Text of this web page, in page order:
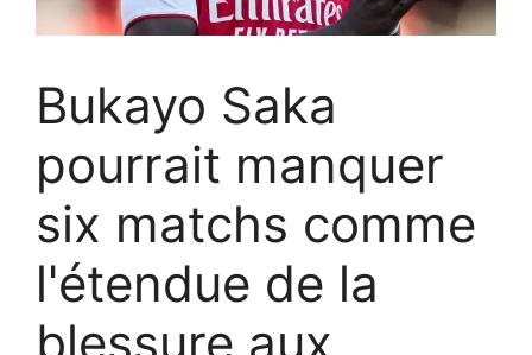
Bukayo Saka
pourrait manquer
six matchs comme
l'étendue de la
blessure aux